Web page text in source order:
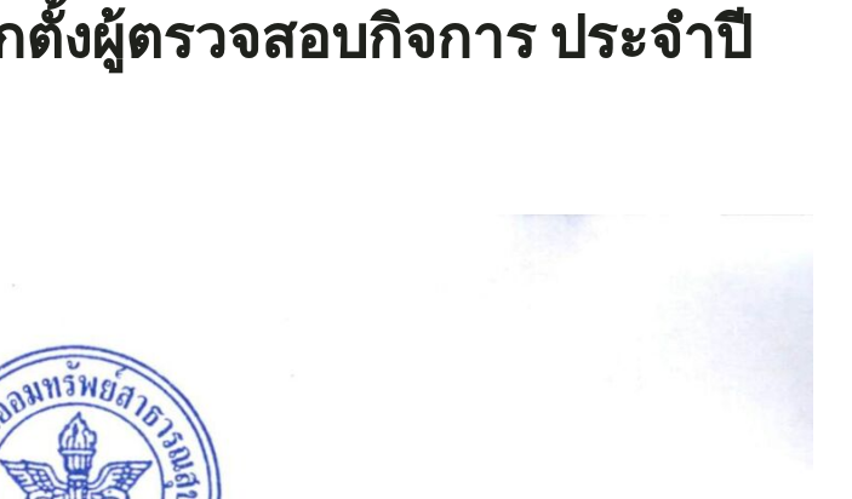
ตั้งผู้ตรวจสอบกิจการ ประจำปี